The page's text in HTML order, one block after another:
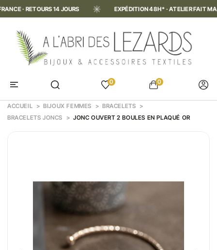
RETOURS 14 JOURS EXPÉDITION 48H* · ATELIER FAIT MAIN EN
0 0
ACCUEIL BIJOUX FEMMES
BRACELETS
BRACELETS JONCS
JONC OUVERT 2 BOULES EN PLAQUÉ OR